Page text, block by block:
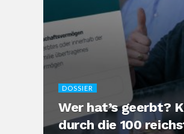
DOSSIER
Wer hat’s geerbt?
durch die 100